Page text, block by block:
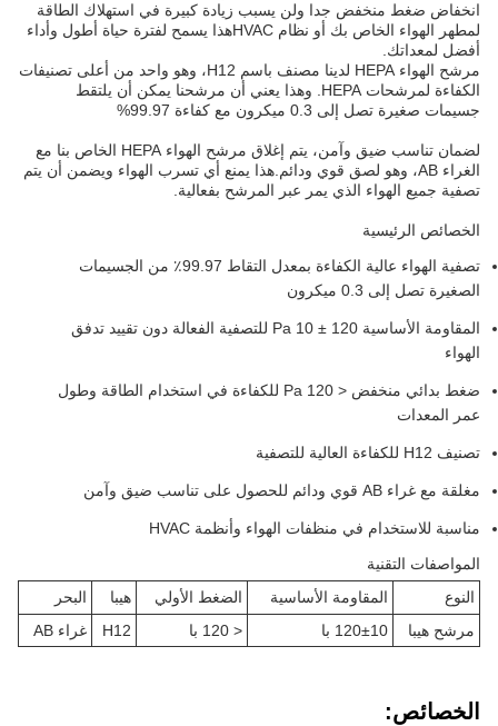
انخفاض ضغط منخفض جدا ولن يسبب زيادة كبيرة في استهلاك الطاقة
لمطهر الهواء الخاص بك أو نظام HVACهذا يسمح لفترة حياة أطول وأداء
أفضل لمعداتك.
مرشح الهواء HEPA لدينا مصنف باسم H12، وهو واحد من أعلى تصنيفات
الكفاءة لمرشحات HEPA. وهذا يعني أن مرشحنا يمكن أن يلتقط
جسيمات صغيرة تصل إلى 0.3 ميكرون مع كفاءة 99.97%
لضمان تناسب ضيق وآمن، يتم إغلاق مرشح الهواء HEPA الخاص بنا مع
الغراء AB، وهو لصق قوي ودائم.هذا يمنع أي تسرب الهواء ويضمن أن يتم
تصفية جميع الهواء الذي يمر عبر المرشح بفعالية.
الخصائص الرئيسية
تصفية الهواء عالية الكفاءة بمعدل التقاط 99.97٪ من الجسيمات
الصغيرة تصل إلى 0.3 ميكرون
المقاومة الأساسية 120 ± 10 Pa للتصفية الفعالة دون تقييد تدفق
الهواء
ضغط بدائي منخفض < 120 Pa للكفاءة في استخدام الطاقة وطول
عمر المعدات
تصنيف H12 للكفاءة العالية للتصفية
مغلقة مع غراء AB قوي ودائم للحصول على تناسب ضيق وآمن
مناسبة للاستخدام في منظفات الهواء وأنظمة HVAC
المواصفات التقنية
النوع
المقاومة الأساسية الضغط الأولي هيبا
البحر
مرشح هيبا
120±10 با < 120 با H12 غراء AB
الخصائص: